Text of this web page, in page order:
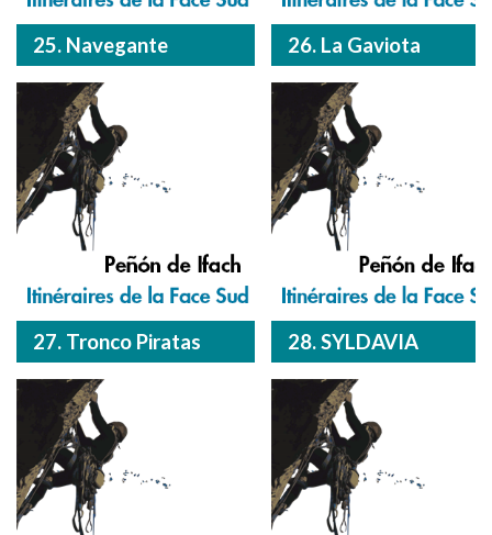
25. Navegante 26. La Gaviota
27. Tronco Piratas 28. SYLDAVIA